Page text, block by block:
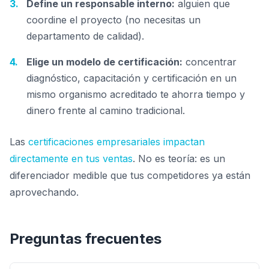
Define un responsable interno: alguien que
coordine el proyecto (no necesitas un
departamento de calidad).
Elige un modelo de certificación: concentrar
diagnóstico, capacitación y certificación en un
mismo organismo acreditado te ahorra tiempo y
dinero frente al camino tradicional.
Las certificaciones empresariales impactan
directamente en tus ventas. No es teoría: es un
diferenciador medible que tus competidores ya están
aprovechando.
Preguntas frecuentes